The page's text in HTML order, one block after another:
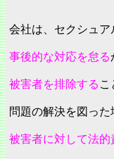
会社は、セクシュア
事後的な対応を怠る
被害者を排除する こ
問題の解決を図った
被害者に対して法的